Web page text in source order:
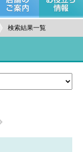
検索結果一覧